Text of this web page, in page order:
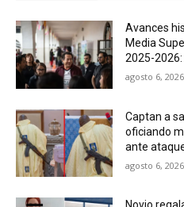
Avances
Media
2025-
agosto 6, 2026
Captan a
oficiando
ante
agosto 6, 2026